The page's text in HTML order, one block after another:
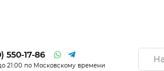
550-17-86
21:00 по Московскому времени